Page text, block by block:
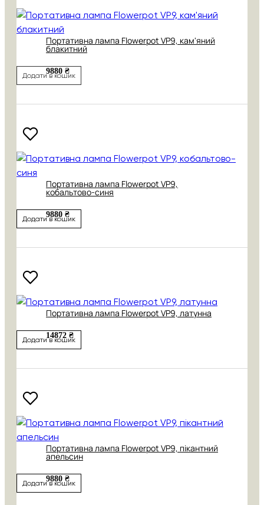
Портативна лампа Flowerpot VP9, кам'яний
блакитний
9880 ₴
Додати в кошик
Портативна лампа Flowerpot VP9,
кобальтово-синя
9880 ₴
Додати в кошик
Портативна лампа Flowerpot VP9, латунна
14872 ₴
Додати в кошик
Портативна лампа Flowerpot VP9, пікантний
апельсин
9880 ₴
Додати в кошик